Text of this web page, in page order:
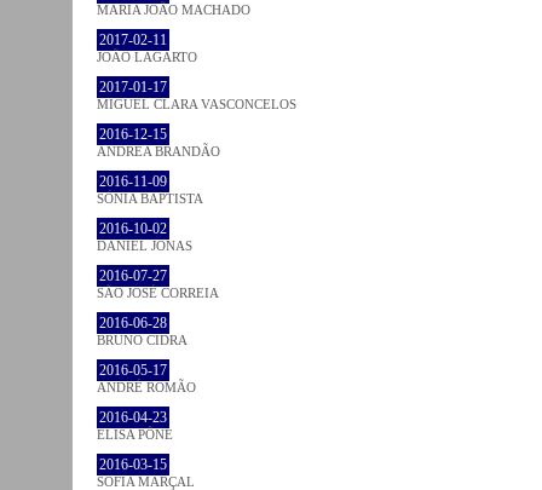
MARIA JOÃO MACHADO
2017-02-11
JOÃO LAGARTO
2017-01-17
MIGUEL CLARA VASCONCELOS
2016-12-15
ANDREA BRANDÃO
2016-11-09
SÓNIA BAPTISTA
2016-10-02
DANIEL JONAS
2016-07-27
SÃO JOSÉ CORREIA
2016-06-28
BRUNO CIDRA
2016-05-17
ANDRÉ ROMÃO
2016-04-23
ELISA PÔNE
2016-03-15
SOFIA MARÇAL